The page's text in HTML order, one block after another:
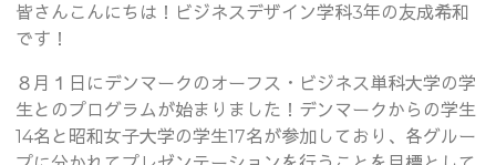
皆さんこんにちは！ビジネスデザイン学科3年の友成希和
です！
８月１日にデンマークのオーフス・ビジネス単科大学の学
生とのプログラムが始まりました！デンマークからの学生
14名と昭和女子大学の学生17名が参加しており、各グルー